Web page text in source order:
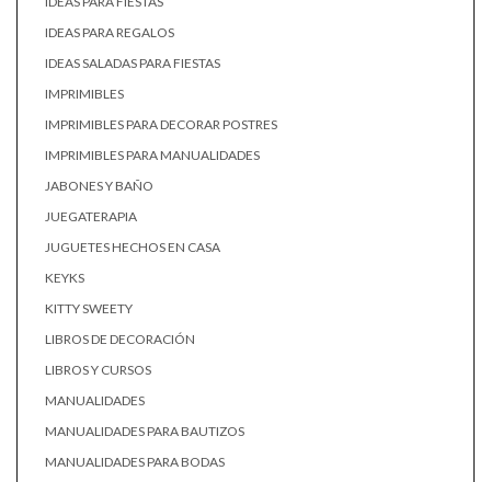
IDEAS PARA REGALOS
IDEAS SALADAS PARA FIESTAS
IMPRIMIBLES
IMPRIMIBLES PARA DECORAR POSTRES
IMPRIMIBLES PARA MANUALIDADES
JABONES Y BAÑO
JUEGATERAPIA
JUGUETES HECHOS EN CASA
KEYKS
KITTY SWEETY
LIBROS DE DECORACIÓN
LIBROS Y CURSOS
MANUALIDADES
MANUALIDADES PARA BAUTIZOS
MANUALIDADES PARA BODAS